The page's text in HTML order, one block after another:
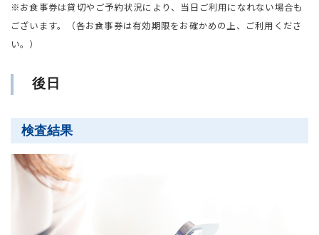
※お食事券は貸切やご予約状況により、当日ご利用になれない場合も
ございます。（各お食事券は有効期限をお確かめの上、ご利用くださ
い。）
後日
検査結果